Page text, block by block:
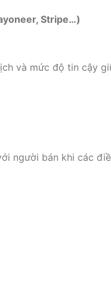
Stripe…)
và mức độ tin cậy
người bán khi các